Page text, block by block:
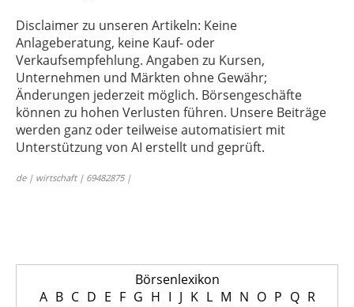
Disclaimer zu unseren Artikeln: Keine
Anlageberatung, keine Kauf- oder
Verkaufsempfehlung. Angaben zu Kursen,
Unternehmen und Märkten ohne Gewähr;
Änderungen jederzeit möglich. Börsengeschäfte
können zu hohen Verlusten führen. Unsere Beiträge
werden ganz oder teilweise automatisiert mit
Unterstützung von AI erstellt und geprüft.
de | wirtschaft | 69482875 |
Börsenlexikon
A B C D E F G H I J K L M N O P Q R